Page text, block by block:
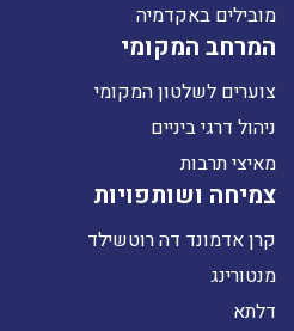
מובילים באקדמיה
המרחב המקומי
צוערים לשלטון המקומי
ניהול דרגי ביניים
מאיצי תרבות
צמיחה ושותפויות
קרן אדמונד דה רוטשילד
מנטורינג
דלתא